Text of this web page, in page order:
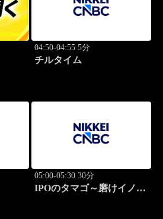
04:50-04:55 5分
チルタイム
05:00-05:30 30分
IPOのタマゴ～磨けイノベ